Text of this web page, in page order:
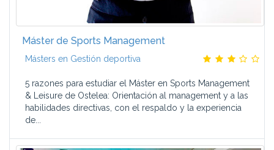
Máster de Sports Management
Másters en Gestión deportiva
5 razones para estudiar el Máster en Sports Management
& Leisure de Ostelea: Orientación al management y a las
habilidades directivas, con el respaldo y la experiencia
de...